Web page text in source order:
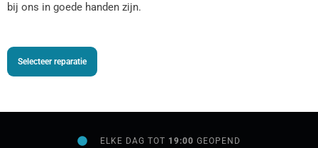
bij ons in goede handen zijn.
Selecteer reparatie
ELKE DAG TOT 19:00GEOPEND